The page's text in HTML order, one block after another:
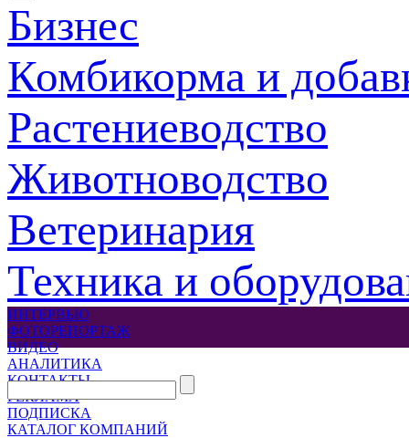
Бизнес
Комбикорма и
Растениеводство
Животноводство
Ветеринария
Техника и
ИНТЕРВЬЮ
ФОТОРЕПОРТАЖ
ВИДЕО
АНАЛИТИКА
КОНТАКТЫ
РЕКЛАМА
ПОДПИСКА
КАТАЛОГ КОМПАНИЙ